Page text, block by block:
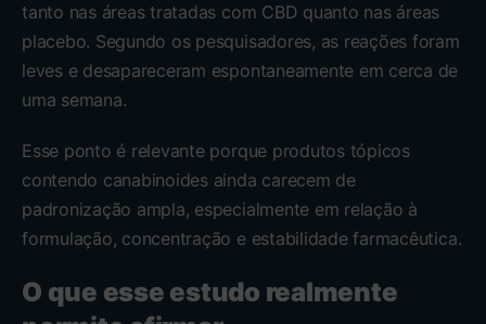
tanto nas áreas tratadas com CBD quanto nas áreas
placebo. Segundo os pesquisadores, as reações foram
leves e desapareceram espontaneamente em cerca de
uma semana.
Esse ponto é relevante porque produtos tópicos
contendo canabinoides ainda carecem de
padronização ampla, especialmente em relação à
formulação, concentração e estabilidade farmacêutica.
O que esse estudo realmente